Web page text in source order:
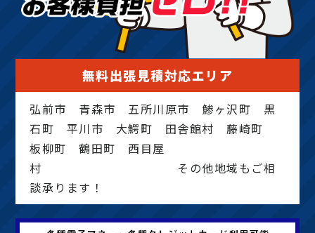
無料出張見積対応エリア
弘前市 青森市 五所川原市 鯵ヶ沢町 黒
石町 平川市 大鰐町 田舎館村 藤崎町
板柳町 鶴田町 西目屋
村 その他地域もご相
談承ります！